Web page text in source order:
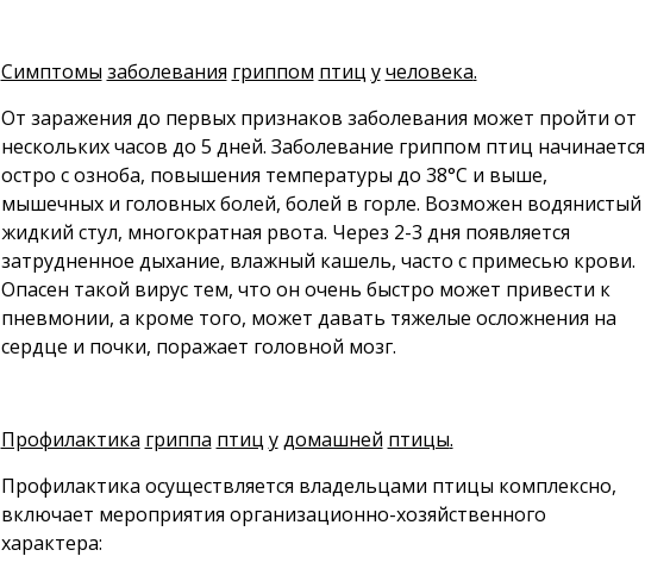
Симптомы заболевания гриппом птиц у человека.
От заражения до первых признаков заболевания может пройти от
нескольких часов до 5 дней. Заболевание гриппом птиц начинается
остро с озноба, повышения температуры до 38°С и выше,
мышечных и головных болей, болей в горле. Возможен водянистый
жидкий стул, многократная рвота. Через 2-3 дня появляется
затрудненное дыхание, влажный кашель, часто с примесью крови.
Опасен такой вирус тем, что он очень быстро может привести к
пневмонии, а кроме того, может давать тяжелые осложнения на
сердце и почки, поражает головной мозг.
Профилактика гриппа птиц у домашней птицы.
Профилактика осуществляется владельцами птицы комплексно,
включает мероприятия организационно-хозяйственного
характера: